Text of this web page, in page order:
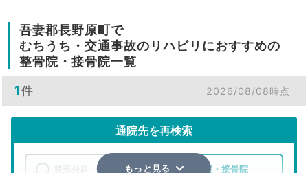
吾妻郡長野原町で
むちうち・交通事故のリハビリにおすすめの
整骨院・接骨院一覧
1件 2026/08/08時点
通院先を再検索
整骨院・接骨院
もっと見る